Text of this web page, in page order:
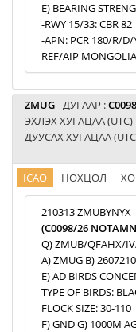
E) BEARING
-RWY 15/33: CBR 82
-APN: PCR 180/R/D/
REF/AIP
ZMUG ДУГААР :
ЭХЛЭХ ХУГАЦАА (UTC)
ДУУСАХ ХУГАЦАА
ICAO НӨХЦӨЛ
210313 ZMUBYNYX
(C0098/26 NOTAMN
Q) ZMUB/QFAHX/
A) ZMUG B)
E) AD BIRDS
TYPE OF BIRDS:
FLOCK SIZE: 30-110
F) GND G) 1000M